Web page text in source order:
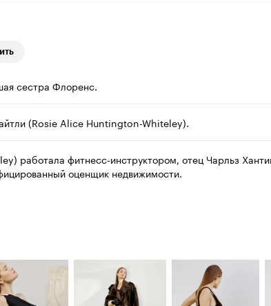
сестра Флоренс.
(Rosie Alice Huntington-Whiteley).
работала фитнесс-инструктором, отец Чарльз
оценщик недвижимости.